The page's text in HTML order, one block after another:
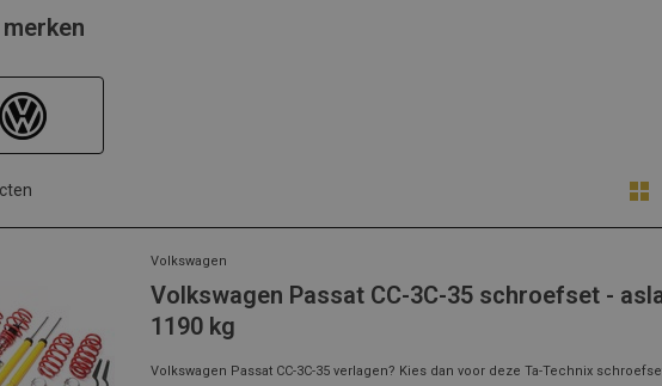
Volkswagen
Volkswagen Passat CC-3C-35 schroefset -
1190 kg
Volkswagen Passat CC-3C-35 verlagen? Kies dan voor deze Ta-Technix